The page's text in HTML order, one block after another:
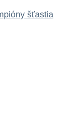
šťastia